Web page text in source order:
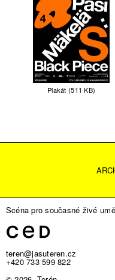
Plakát (511 KB)
Scéna pro současné živé
teren@jasuteren.cz
+420 733 599 822